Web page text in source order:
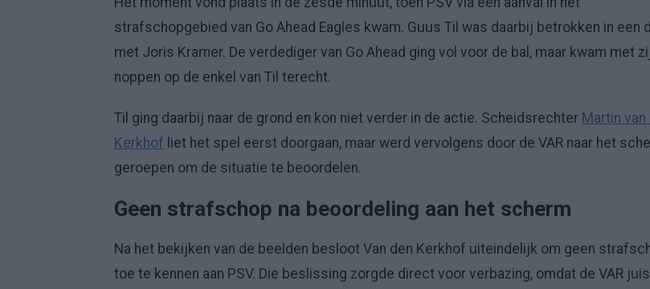
strafschopgebied van Go Ahead Eagles kwam. Guus Til was daarbij betrokken in een
met Joris Kramer. De verdediger van Go Ahead ging vol voor de bal, maar kwam met
noppen op de enkel van Til terecht.
Til ging daarbij naar de grond en kon niet verder in de actie. Scheidsrechter Martin van
Kerkhof liet het spel eerst doorgaan, maar werd vervolgens door de VAR naar het
geroepen om de situatie te beoordelen.
Geen strafschop na beoordeling aan het scherm
Na het bekijken van de beelden besloot Van den Kerkhof uiteindelijk om geen
toe te kennen aan PSV. Die beslissing zorgde direct voor verbazing, omdat de VAR